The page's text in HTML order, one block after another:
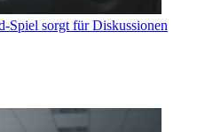
Spiel sorgt für Diskussionen